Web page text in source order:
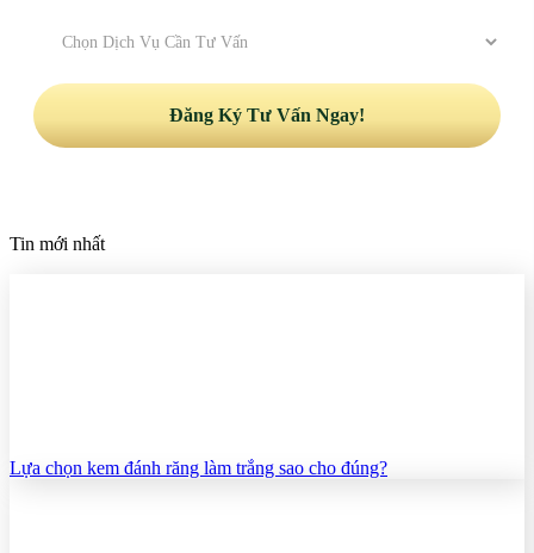
Tin mới nhất
Lựa chọn kem đánh răng làm trắng sao cho đúng?